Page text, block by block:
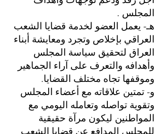
المجلس .
هـ- يعمل العضو لخدمة قضايا الشعب
العراقي بإخلاص وتجرد ومعايشة أبناء
العراق لتحقيق سياسة المجلس
وأهدافه والتعرف على آراء الجماهير
وموقفها تجاه مختلف القضايا.
و- تمتين علاقاته مع أعضاء المجلس
وتقوية تواصله وتعامله اليومي مع
المواطنين ليكون مرآة حقيقية
للمجلس المدافع عن قضايا الشعب